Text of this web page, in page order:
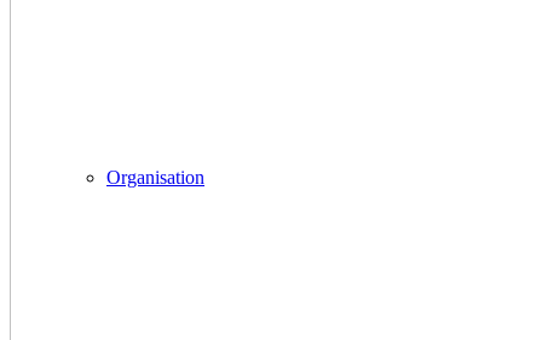
Organisation